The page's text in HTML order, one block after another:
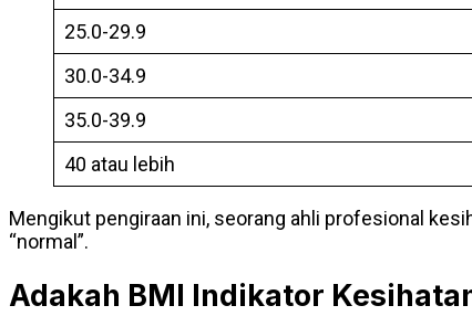
25.0-29.9
30.0-34.9
35.0-39.9
40 atau lebih
Mengikut pengiraan ini, seorang ahli profesional
“normal”.
Adakah BMI Indikator